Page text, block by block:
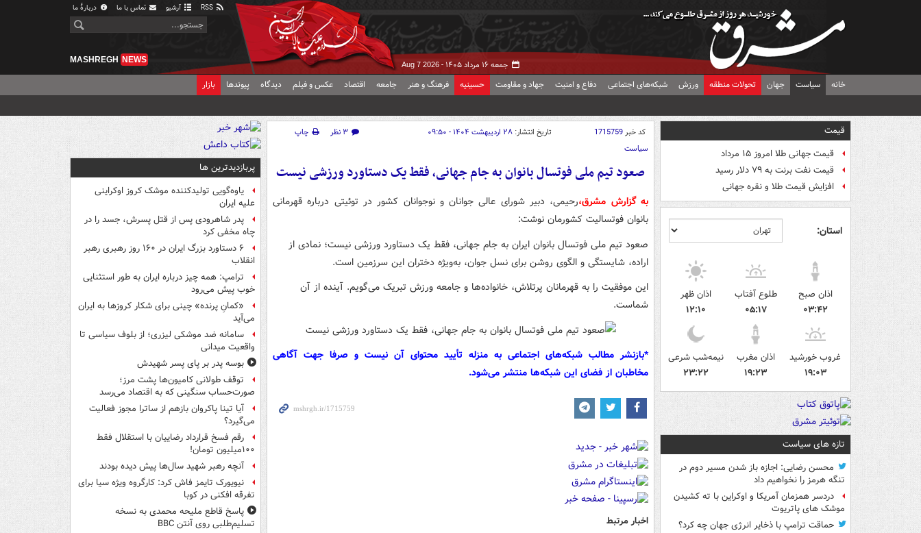
آرشیو تماس با ما دربارهٔ ما
جمعه ۱۶ مرداد ۱۴۰۵ - Aug 7 2026
MASHREGH NEWS
خانه سیاست جهان تحولات منطقه ورزش شبکه‌های اجتماعی دفاع و امنیت جهاد و مقاومت حسینیه فرهنگ و هنر جامعه اقتصاد عکس و فیلم دیدگاه پیوندها بازار
قیمت
قیمت جهانی طلا امروز ۱۵ مرداد
قیمت نفت برنت به ۷۹ دلار رسید
افزایش قیمت طلا و نقره جهانی
استان:
اذان صبح
۰۳:۴۲
طلوع آفتاب
۰۵:۱۷
اذان ظهر
۱۲:۱۰
غروب خورشید
۱۹:۰۳
اذان مغرب
۱۹:۲۳
نیمه‌شب شرعی
۲۳:۲۲
تازه های سیاست
محسن رضایی: اجازه باز شدن مسیر دوم در
تنگه هرمز را نخواهیم داد
دردسر همزمان آمریکا و اوکراین با ته کشیدن
موشک های پاتریوت
حماقت ترامپ با ذخایر انرژی جهان چه کرد؟
کد خبر1715759 تاریخ انتشار: ۲۸ اردیبهشت ۱۴۰۴ - ۰۹:۵۰ ۳ نظر
چاپ
سیاست
صعود تیم ملی فوتسال بانوان به جام جهانی، فقط یک دستاورد ورزشی نیست
به گزارش مشرق،رحیمی، دبیر شورای عالی جوانان و نوجوانان کشور در توئیتی درباره قهرمانی
بانوان فوتسالیت کشورمان نوشت:
صعود تیم ملی فوتسال بانوان ایران به جام جهانی، فقط یک دستاورد ورزشی نیست؛ نمادی از
اراده، شایستگی و الگوی روشن برای نسل جوان، به‌ویژه دختران این سرزمین است.
این موفقیت را به قهرمانان پرتلاش، خانواده‌ها و جامعه ورزش تبریک می‌گویم. آینده از آن
شماست.
*بازنشر مطالب شبکه‌های اجتماعی به منزله تأیید محتوای آن نیست و صرفا جهت آگاهی
مخاطبان از فضای این شبکه‌ها منتشر می‌شود.
اخبار مرتبط
پربازدیدترین ها
یاوه‌گویی تولیدکننده موشک کروز اوکراینی
علیه ایران
پدر شاهرودی پس از قتل پسرش، جسد را در
چاه مخفی کرد
۶ دستاورد بزرگ ایران در ۱۶۰ روز رهبری رهبر
انقلاب
ترامپ: همه چیز درباره ایران به طور استثنایی
خوب پیش می‌رود
«کمانِ پرنده» چینی برای شکار کروزها به ایران
می‌آید
سامانه ضد موشکی لیزری؛ از بلوف سیاسی تا
واقعیت میدانی
بوسه‌ پدر بر پای پسر شهیدش
توقف طولانی کامیون‌ها پشت مرز؛
صورت‌حساب سنگینی که به اقتصاد می‌رسد
آیا تینا پاکروان بازهم از ساترا مجوز فعالیت
می‌گیرد؟
رقم فسخ قرارداد رضاییان با استقلال فقط
۱۰۰میلیون تومان!
آنچه رهبر شهید سال‌ها پیش دیده بودند
نیویورک تایمز فاش کرد: کارگروه ویژه سیا برای
تفرقه افکنی در کوبا
پاسخ قاطع ملیحه محمدی به نسخه
تسلیم‌طلبی روی آنتن BBC